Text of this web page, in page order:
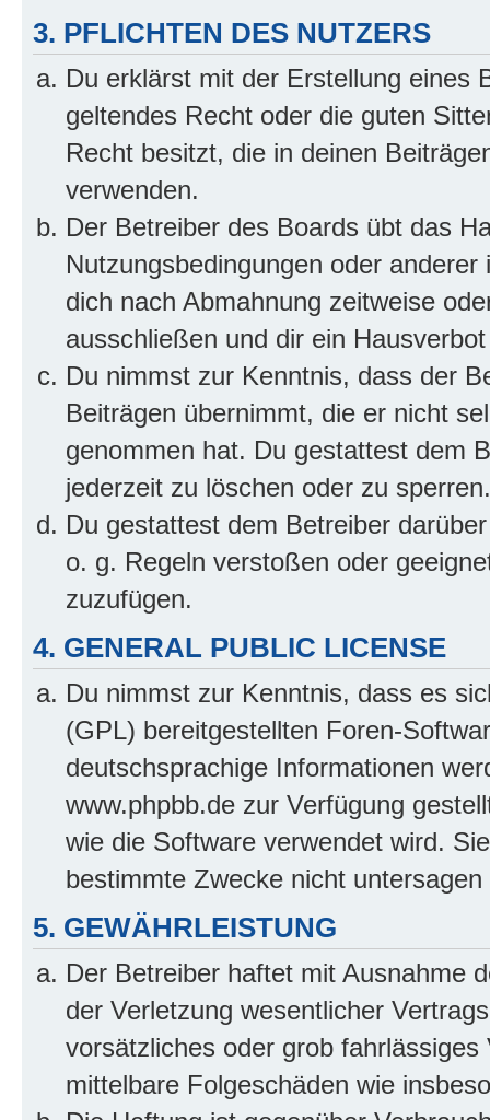
3. PFLICHTEN DES NUTZERS
Du erklärst mit der Erstellung eines
geltendes Recht oder die guten
Recht besitzt, die in deinen
verwenden.
Der Betreiber des Boards übt das
Nutzungsbedingungen oder
dich nach Abmahnung zeitweise
ausschließen und dir ein
Du nimmst zur Kenntnis, dass der
Beiträgen übernimmt, die er nicht
genommen hat. Du gestattest dem
jederzeit zu löschen oder zu sperren.
Du gestattest dem Betreiber
o. g. Regeln verstoßen oder
zuzufügen.
4. GENERAL PUBLIC LICENSE
Du nimmst zur Kenntnis, dass es
(GPL) bereitgestellten Foren-
deutschsprachige Informationen
www.phpbb.de zur Verfügung
wie die Software verwendet wird.
bestimmte Zwecke nicht
5. GEWÄHRLEISTUNG
Der Betreiber haftet mit Ausnahme
der Verletzung wesentlicher
vorsätzliches oder grob
mittelbare Folgeschäden wie